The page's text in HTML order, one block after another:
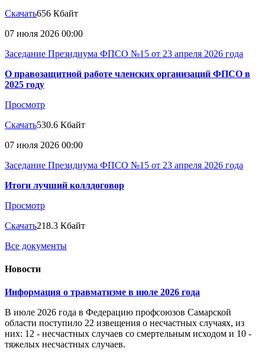
Скачать656 Кбайт
07 июля 2026 00:00
Заседание Президиума ФПСО №15 от 23 апреля 2026 года
О правозащитной работе членских организаций ФПСО в
2025 году
Просмотр
Скачать530.6 Кбайт
07 июля 2026 00:00
Заседание Президиума ФПСО №15 от 23 апреля 2026 года
Итоги лучший коллдоговор
Просмотр
Скачать218.3 Кбайт
Все документы
Новости
Информация о травматизме в июле 2026 года
В июле 2026 года в Федерацию профсоюзов Самарской
области поступило 22 извещения о несчастных случаях, из
них: 12 - несчастных случаев со смертельным исходом и 10 -
тяжелых несчастных случаев.